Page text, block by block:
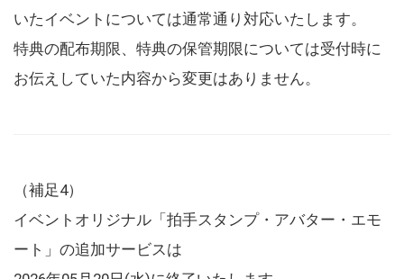
いたイベントについては通常通り対応いたします。
特典の配布期限、特典の保管期限については受付時に
お伝えしていた内容から変更はありません。
（補足4）
イベントオリジナル「拍手スタンプ・アバター・エモ
ート」の追加サービスは